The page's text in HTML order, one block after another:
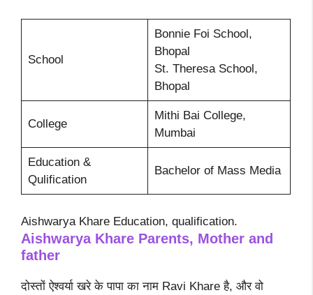
School
Bonnie Foi School,
Bhopal
St. Theresa School,
Bhopal
College
Mithi Bai College,
Mumbai
Education &
Qulification
Bachelor of Mass Media
Aishwarya Khare Education, qualification.
Aishwarya Khare Parents, Mother and
father
दोस्तों ऐश्वर्या खरे के पापा का नाम Ravi Khare है, और वो